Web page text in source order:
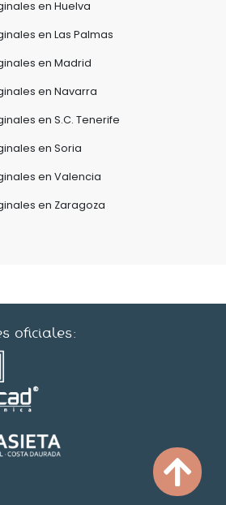
en Huelva
en Las Palmas
en Madrid
en Navarra
en S.C. Tenerife
en Soria
en Valencia
en Zaragoza
oficiales: